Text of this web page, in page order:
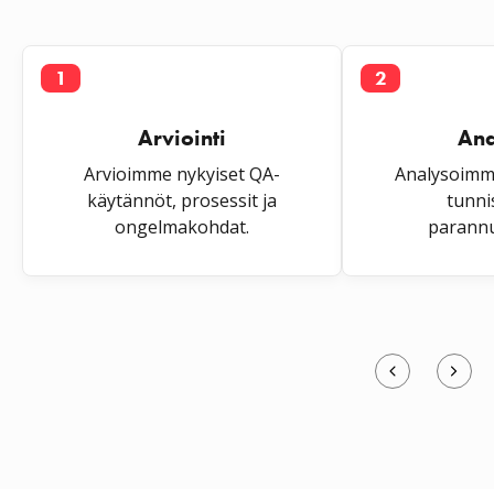
1
Arviointi
Arvioimme nykyiset QA-
käytännöt, prosessit ja
ongelmakohdat.
2